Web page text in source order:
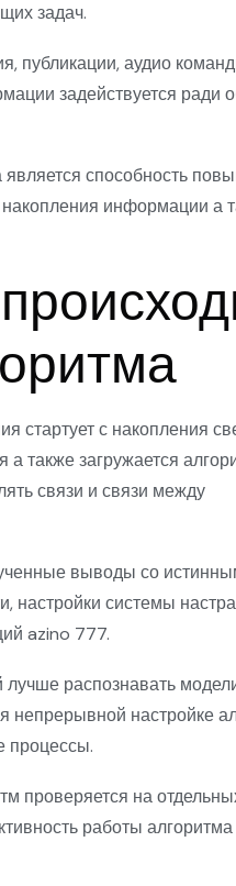
задач.
публикации, аудио
задействуется ради
способность
информации а
стартует с накопления
также загружается
связи и связи между
выводы со
настройки системы
azino 777.
распознавать
непрерывной настройке
процессы.
проверяется на
работы алгоритма